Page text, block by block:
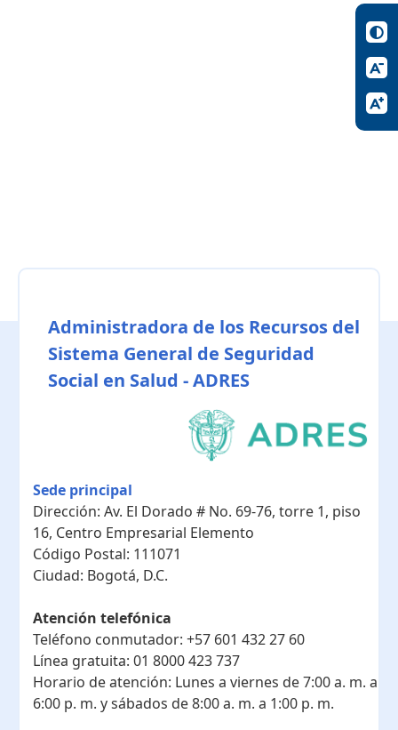
Administradora de los Recursos del
Sistema General de Seguridad
Social en Salud - ADRES
Sede principal
Dirección: Av. El Dorado # No. 69-76, torre 1, piso
16, Centro Empresarial Elemento
Código Postal: 111071
Ciudad: Bogotá, D.C.
Atención telefónica
Teléfono conmutador: +57 601 432 27 60
Línea gratuita: 01 8000 423 737
Horario de atención: Lunes a viernes de 7:00 a. m. a
6:00 p. m. y sábados de 8:00 a. m. a 1:00 p. m.